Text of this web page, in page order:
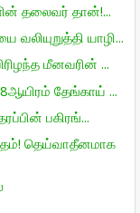
தலைவர் தான்!...
யாழி...
மீனவரின் ...
தேங்காய் ...
பகிரங்...
தெய்வாதீனமாக